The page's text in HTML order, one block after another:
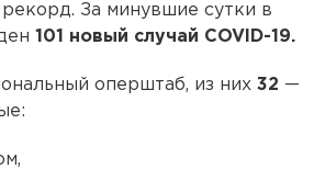
За минувшие сутки в
101 новый случай COVID-19.
оперштаб, из них 32 —